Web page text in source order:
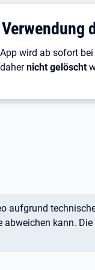
wird ab sofort
nicht gelöscht
aufgrund
kann.